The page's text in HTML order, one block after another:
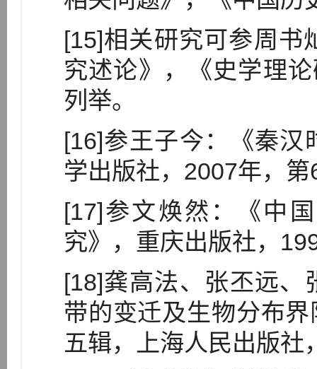
[15]相关研究可参周书
究述论》，《史学理
列举。
[16]参王子今：《秦汉
学出版社，2007年，
[17]参文焕然：《中
究》，重庆出版社，
[18]龚高法、张丕远、
带的变迁及生物分布
五辑，上海人民出版